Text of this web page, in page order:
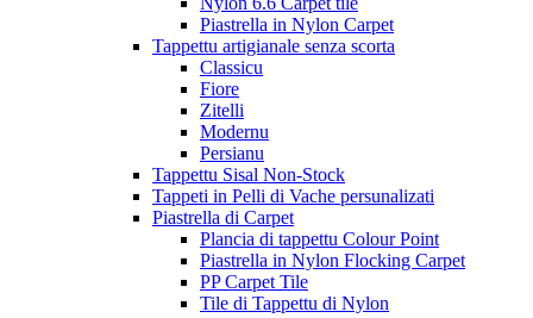
Piastrella in Nylon Carpet
Tappettu artigianale senza scorta
Classicu
Fiore
Zitelli
Modernu
Persianu
Tappettu Sisal Non-Stock
Tappeti in Pelli di Vache persunalizati
Piastrella di Carpet
Plancia di tappettu Colour Point
Piastrella in Nylon Flocking Carpet
PP Carpet Tile
Tile di Tappettu di Nylon